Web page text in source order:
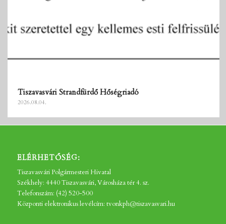
Tiszavasvári Strandfürdő Hőségriadó
2026.08.04.
ELÉRHETŐSÉG:
Tiszavasvári Polgármesteri Hivatal
Székhely: 4440 Tiszavasvári, Városháza tér 4. sz.
Telefonszám: (42) 520-500
Központi elektronikus levélcím: tvonkph@tiszavasvari.hu